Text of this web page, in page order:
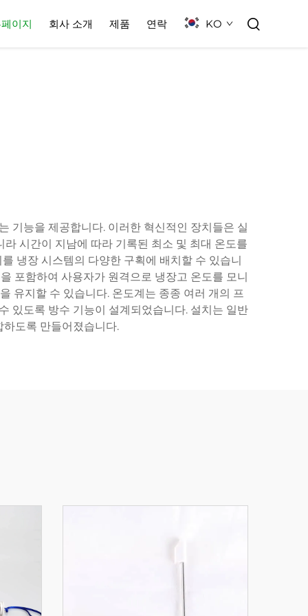
이지 회사 소개 제품 연락 KO
기능을 제공합니다. 이러한 혁신적인 장치들은 실
시간이 지남에 따라 기록된 최소 및 최대 온도를
냉장 시스템의 다양한 구획에 배치할 수 있습니
포함하여 사용자가 원격으로 냉장고 온도를 모니
유지할 수 있습니다. 온도계는 종종 여러 개의 프
있도록 방수 기능이 설계되었습니다. 설치는 일반
도록 만들어졌습니다.